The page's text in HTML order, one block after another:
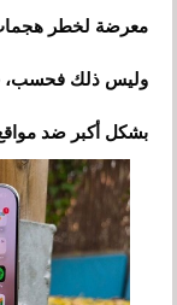
معرضة لخطر هجمات
بشكل أكبر ضد